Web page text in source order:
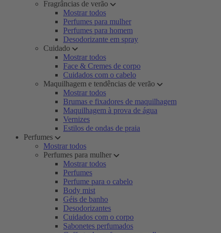
Fragrâncias de verão
Mostrar todos
Perfumes para mulher
Perfumes para homem
Desodorizante em spray
Cuidado
Mostrar todos
Face & Cremes de corpo
Cuidados com o cabelo
Maquilhagem e tendências de verão
Mostrar todos
Brumas e fixadores de maquilhagem
Maquilhagem à prova de água
Vernizes
Estilos de ondas de praia
Perfumes
Mostrar todos
Perfumes para mulher
Mostrar todos
Perfumes
Perfume para o cabelo
Body mist
Géis de banho
Desodorizantes
Cuidados com o corpo
Sabonetes perfumados